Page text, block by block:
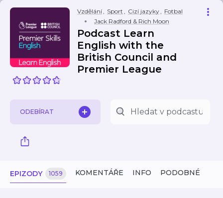
Vzdělání, Sport , Cizí jazyky, Fotbal
Jack Radford & Rich Moon
Podcast Learn
English with the
British Council and
Premier League
ODEBÍRAT
EPIZODY 1059 KOMENTÁŘE INFO PODOBNÉ